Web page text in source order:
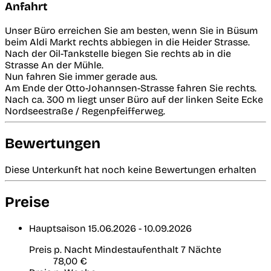
Anfahrt
Unser Büro erreichen Sie am besten, wenn Sie in Büsum
beim Aldi Markt rechts abbiegen in die Heider Strasse.
Nach der Oil-Tankstelle biegen Sie rechts ab in die
Strasse An der Mühle.
Nun fahren Sie immer gerade aus.
Am Ende der Otto-Johannsen-Strasse fahren Sie rechts.
Nach ca. 300 m liegt unser Büro auf der linken Seite Ecke
Nordseestraße / Regenpfeifferweg.
Bewertungen
Diese Unterkunft hat noch keine Bewertungen erhalten
Preise
Hauptsaison 15.06.2026 - 10.09.2026
Preis p. Nacht Mindestaufenthalt 7 Nächte
78,00 €